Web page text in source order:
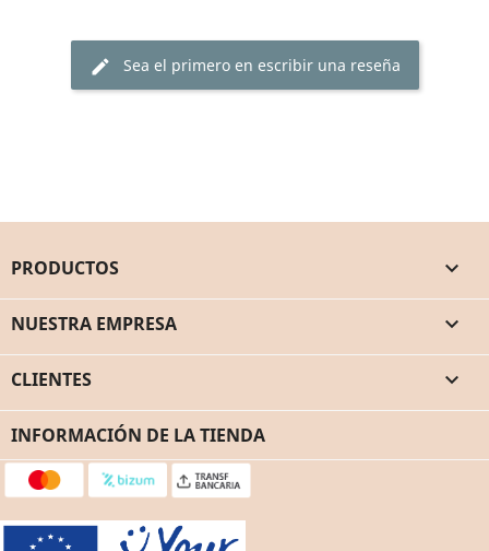
edit Sea el primero en escribir una reseña
PRODUCTOS 
NUESTRA EMPRESA 
CLIENTES 
INFORMACIÓN DE LA TIENDA